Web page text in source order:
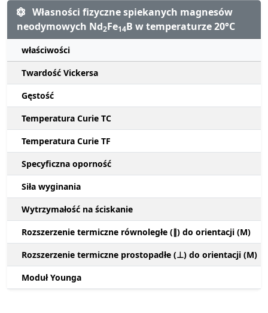
Własności fizyczne spiekanych magnesów
neodymowych Nd2Fe14B w temperaturze 20°C
właściwości
Twardość Vickersa
Gęstość
Temperatura Curie TC
Temperatura Curie TF
Specyficzna oporność
Siła wyginania
Wytrzymałość na ściskanie
Rozszerzenie termiczne równoległe (∥) do orientacji (M)
Rozszerzenie termiczne prostopadłe (⊥) do orientacji (M)
Moduł Younga